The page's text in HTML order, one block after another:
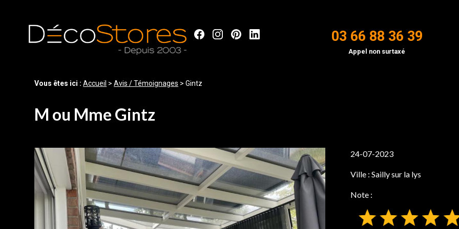
03 66 88 36 39
Appel non surtaxé
Vous êtes ici :Accueil >Avis / Témoignages >Gintz
M ou Mme Gintz
24-07-2023
Ville : Sailly sur la lys
Note :